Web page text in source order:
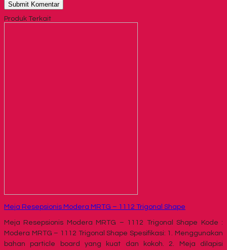
Produk Terkait
Meja Resepsionis Modera MRTG – 1112 Trigonal Shape
Meja Resepsionis Modera MRTG – 1112 Trigonal Shape Kode :
Modera MRTG – 1112 Trigonal Shape Spesifikasi: 1. Menggunakan
bahan particle board yang kuat dan kokoh. 2. Meja dilapisi